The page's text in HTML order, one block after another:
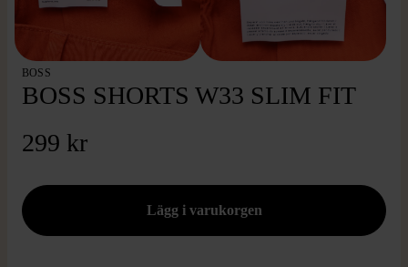
BOSS
BOSS SHORTS W33 SLIM FIT
299 kr